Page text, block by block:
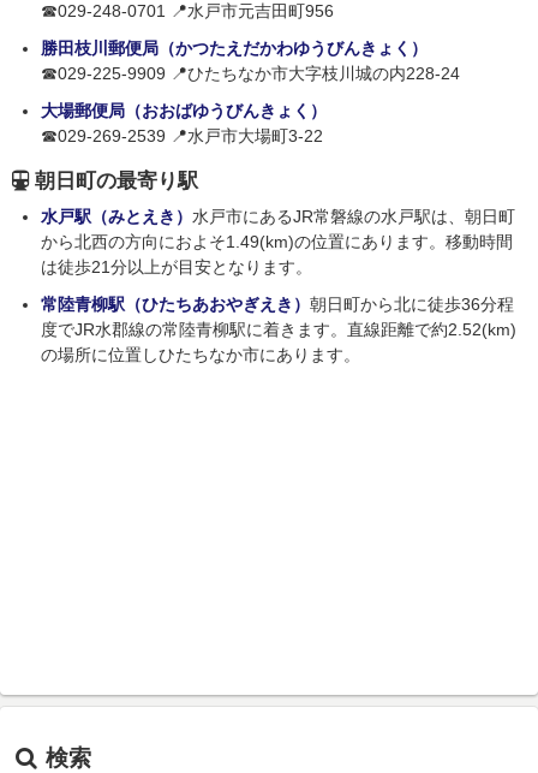
☎029-248-0701 📍水戸市元吉田町956
勝田枝川郵便局（かつたえだかわゆうびんきょく）
☎029-225-9909 📍ひたちなか市大字枝川城の内228-24
大場郵便局（おおばゆうびんきょく）
☎029-269-2539 📍水戸市大場町3-22
朝日町の最寄り駅
水戸駅（みとえき） 水戸市にあるJR常磐線の水戸駅は、朝日町
から北西の方向におよそ1.49(km)の位置にあります。移動時間
は徒歩21分以上が目安となります。
常陸青柳駅（ひたちあおやぎえき） 朝日町から北に徒歩36分程
度でJR水郡線の常陸青柳駅に着きます。直線距離で約2.52(km)
の場所に位置しひたちなか市にあります。
検索